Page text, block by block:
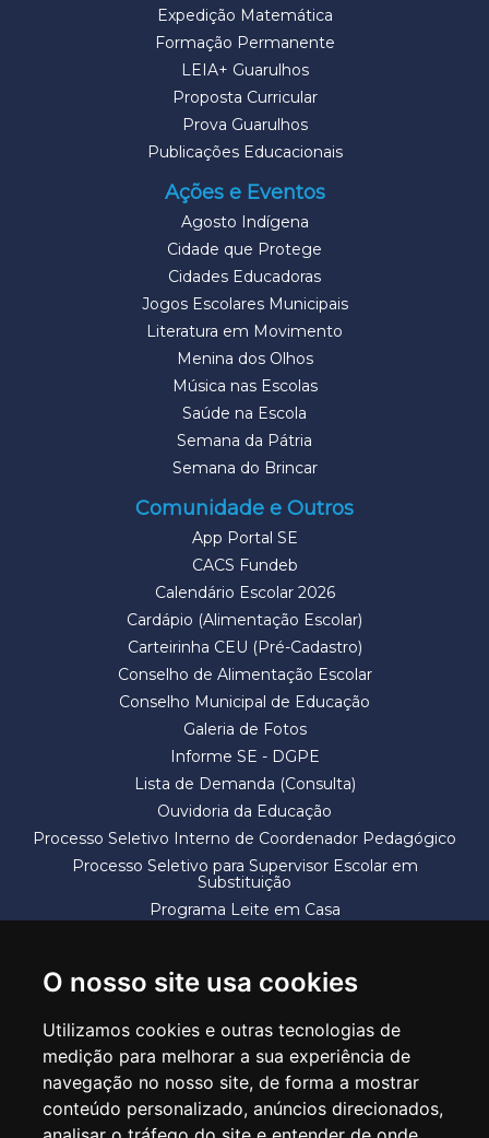
O nosso site usa cookies
Utilizamos cookies e outras tecnologias de
medição para melhorar a sua experiência de
navegação no nosso site, de forma a mostrar
conteúdo personalizado, anúncios direcionados,
Expedição Matemática
Formação Permanente
LEIA+ Guarulhos
Proposta Curricular
Prova Guarulhos
Publicações Educacionais
Ações e Eventos
Agosto Indígena
Cidade que Protege
Cidades Educadoras
Jogos Escolares Municipais
Literatura em Movimento
Menina dos Olhos
Música nas Escolas
Saúde na Escola
Semana da Pátria
Semana do Brincar
Comunidade e Outros
App Portal SE
CACS Fundeb
Calendário Escolar 2026
Cardápio (Alimentação Escolar)
Carteirinha CEU (Pré-Cadastro)
Conselho de Alimentação Escolar
Conselho Municipal de Educação
Galeria de Fotos
Informe SE - DGPE
Lista de Demanda (Consulta)
Ouvidoria da Educação
Processo Seletivo Interno de Coordenador Pedagógico
Processo Seletivo para Supervisor Escolar em
Substituição
Programa Leite em Casa
SECRETARIA DE EDUCAÇÃO